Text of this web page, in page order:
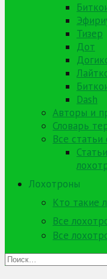
Тизер
Дот
Dash
Авторы и
Словарь
Все статьи
Лохотроны
Кто такие
Все
Все
Найти: